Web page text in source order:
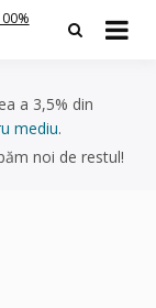
a 3,5% din
mediu.
noi de restul!